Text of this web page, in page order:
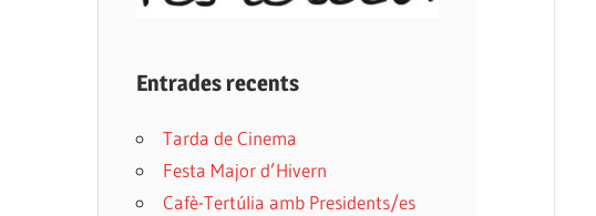
Entrades recents
Tarda de Cinema
Festa Major d’Hivern
Cafè-Tertúlia amb Presidents/es